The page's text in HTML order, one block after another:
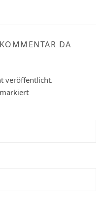
DA
veröffentlicht.
markiert